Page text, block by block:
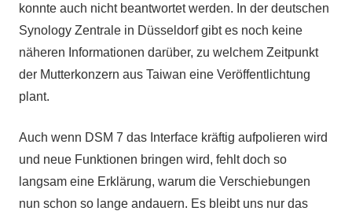
konnte auch nicht beantwortet werden. In der deutschen
Synology Zentrale in Düsseldorf gibt es noch keine
näheren Informationen darüber, zu welchem Zeitpunkt
der Mutterkonzern aus Taiwan eine Veröffentlichtung
plant.
Auch wenn DSM 7 das Interface kräftig aufpolieren wird
und neue Funktionen bringen wird, fehlt doch so
langsam eine Erklärung, warum die Verschiebungen
nun schon so lange andauern. Es bleibt uns nur das